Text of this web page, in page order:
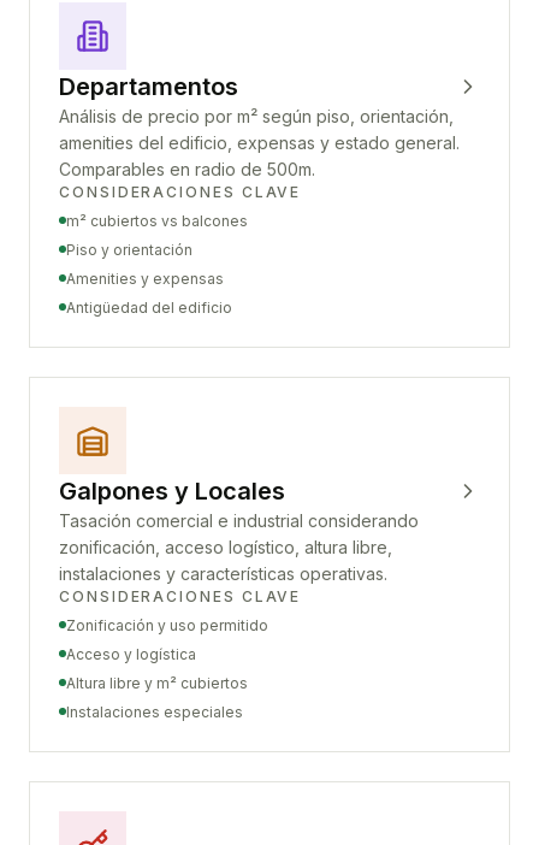
Departamentos
Análisis de precio por m² según piso, orientación,
amenities del edificio, expensas y estado general.
Comparables en radio de 500m.
CONSIDERACIONES CLAVE
m² cubiertos vs balcones
Piso y orientación
Amenities y expensas
Antigüedad del edificio
Galpones y Locales
Tasación comercial e industrial considerando
zonificación, acceso logístico, altura libre,
instalaciones y características operativas.
CONSIDERACIONES CLAVE
Zonificación y uso permitido
Acceso y logística
Altura libre y m² cubiertos
Instalaciones especiales